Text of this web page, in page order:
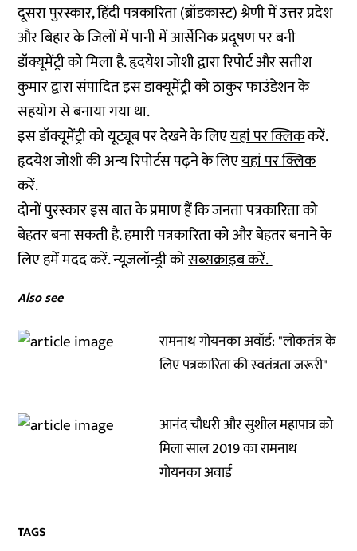
दूसरा पुरस्कार, हिंदी पत्रकारिता (ब्रॉडकास्ट) श्रेणी में उत्तर प्रदेश
और बिहार के जिलों में पानी में आर्सेनिक प्रदूषण पर बनी
डॉक्यूमेंट्रीको मिला है. हृदयेश जोशी द्वारा रिपोर्ट और सतीश
कुमार द्वारा संपादित इस डाक्यूमेंट्री को ठाकुर फाउंडेशन के
सहयोग से बनाया गया था.
इस डॉक्यूमेंट्री को यूट्यूब पर देखने के लिएयहां पर क्लिककरें.
हृदयेश जोशी की अन्य रिपोर्टस पढ़ने के लिएयहां पर क्लिक
करें.
दोनों पुरस्कार इस बात के प्रमाण हैं कि जनता पत्रकारिता को
बेहतर बना सकती है. हमारी पत्रकारिता को और बेहतर बनाने के
लिए हमें मदद करें. न्यूज़लॉन्ड्री कोसब्सक्राइब करें.
Also see
रामनाथ गोयनका अवॉर्ड: "लोकतंत्र के
लिए पत्रकारिता की स्वतंत्रता जरूरी"
आनंद चौधरी और सुशील महापात्र को
मिला साल 2019 का रामनाथ
गोयनका अवार्ड
TAGS